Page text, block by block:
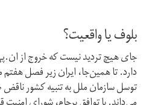
بلوف یا واقعیت؟
جای هیچ تردید نیست که خروج از
دارد. تا همین‌جا، ایران زیر فصل
توسل سازمان ملل به تنبیه کشور ناقض